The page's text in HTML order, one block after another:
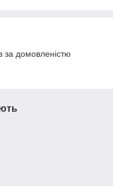
за домовленістю